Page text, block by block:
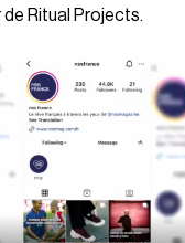
Ritual Projects.